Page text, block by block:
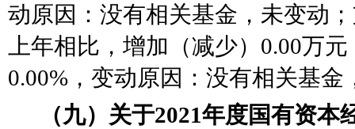
动原因： 没有相关基金，未变动
上年相比，增加（减少）0.00万
0.00%，变动原因： 没有相关基金
（九）关于2021年度国有资本